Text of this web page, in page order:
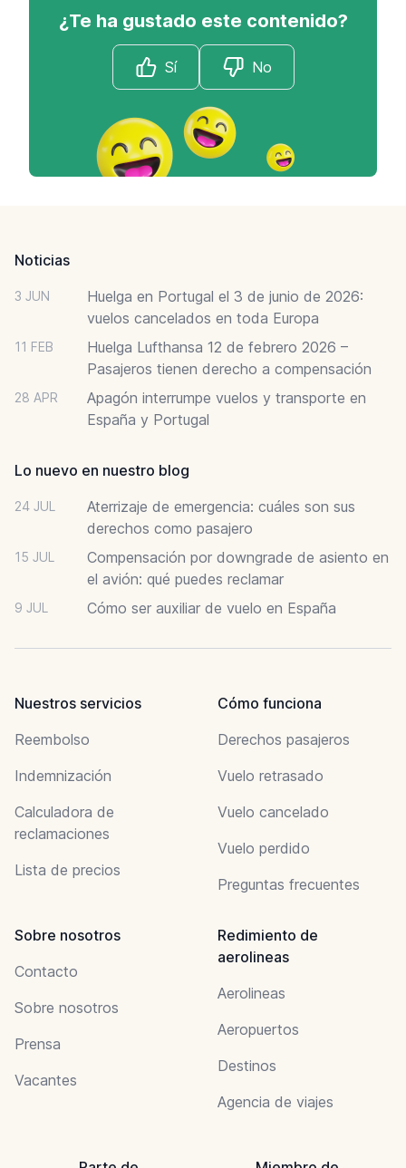
¿Te ha gustado este contenido?
Sí No
Noticias
3 JUN
Huelga en Portugal el 3 de junio de 2026:
vuelos cancelados en toda Europa
11 FEB
Huelga Lufthansa 12 de febrero 2026 –
Pasajeros tienen derecho a compensación
28 APR
Apagón interrumpe vuelos y transporte en
España y Portugal
Lo nuevo en nuestro blog
24 JUL
Aterrizaje de emergencia: cuáles son sus
derechos como pasajero
15 JUL
Compensación por downgrade de asiento en
el avión: qué puedes reclamar
9 JUL Cómo ser auxiliar de vuelo en España
Nuestros servicios
Reembolso
Indemnización
Calculadora de
reclamaciones
Lista de precios
Cómo funciona
Derechos pasajeros
Vuelo retrasado
Vuelo cancelado
Vuelo perdido
Preguntas frecuentes
Sobre nosotros
Contacto
Sobre nosotros
Prensa
Vacantes
Redimiento de
aerolineas
Aerolineas
Aeropuertos
Destinos
Agencia de viajes